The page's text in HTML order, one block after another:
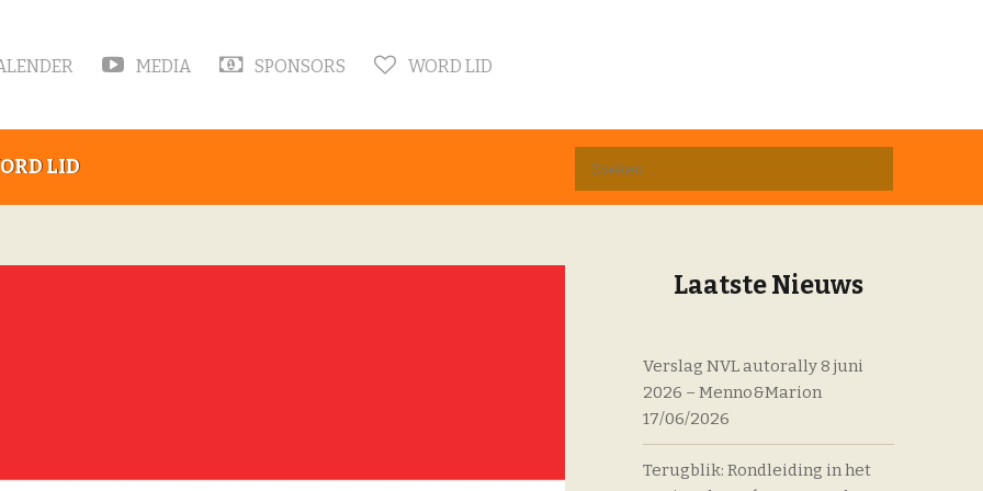
MEDIA SPONSORS WORD LID
LID
Zoeken
Laatste Nieuws
Verslag NVL autorally 8 juni
2026 – Menno&Marion
17/06/2026
Terugblik: Rondleiding in het